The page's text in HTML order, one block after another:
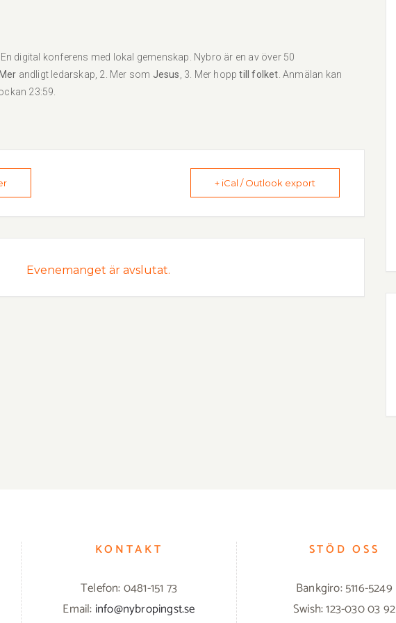
digital konferens med lokal gemenskap. Nybro är en av över 50
Mer andligt ledarskap, 2. Mer som Jesus , 3. Mer hopptill folket . Anmälan kan
23:59.
+ iCal / Outlook export
Evenemanget är avslutat.
KONTAKT
Telefon: 0481-151 73
Email: info@nybropingst.se
STÖD OSS
Bankgiro: 5116-5249
Swish: 123-030 03 92